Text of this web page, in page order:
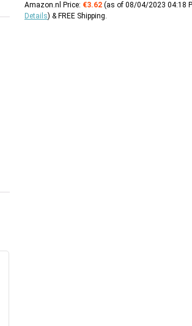
Amazon.nl Price: €3.62 (as of 08/04/2023 04:18
Details) & FREE Shipping.